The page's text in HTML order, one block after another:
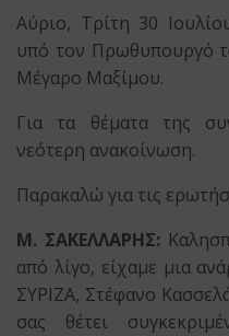
Αύριο, Τρίτη 30
υπό τον Πρωθυπουργό
Μέγαρο Μαξίμου.
Για τα θέματα της
νεότερη ανακοίνωση.
Παρακαλώ για τις
Μ. ΣΑΚΕΛΛΑΡΗΣ:
από λίγο, είχαμε μια
ΣΥΡΙΖΑ, Στέφανο
σας θέτει